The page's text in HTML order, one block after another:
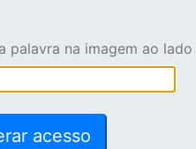
palavra na imagem ao